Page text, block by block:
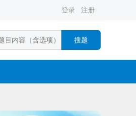
登录 注册
搜题